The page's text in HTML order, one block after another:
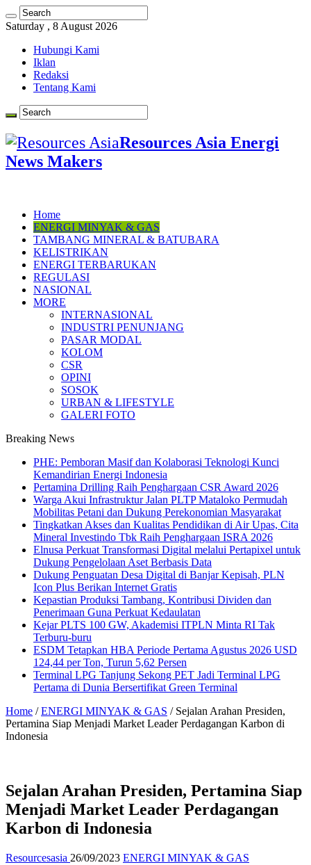
Saturday , 8 August 2026
Hubungi Kami
Iklan
Redaksi
Tentang Kami
Resources Asia Energi
News Makers
Home
ENERGI MINYAK & GAS
TAMBANG MINERAL & BATUBARA
KELISTRIKAN
ENERGI TERBARUKAN
REGULASI
NASIONAL
MORE
INTERNASIONAL
INDUSTRI PENUNJANG
PASAR MODAL
KOLOM
CSR
OPINI
SOSOK
URBAN & LIFESTYLE
GALERI FOTO
Breaking News
PHE: Pemboran Masif dan Kolaborasi Teknologi Kunci
Kemandirian Energi Indonesia
Pertamina Drilling Raih Penghargaan CSR Award 2026
Warga Akui Infrastruktur Jalan PLTP Mataloko Permudah
Mobilitas Petani dan Dukung Perekonomian Masyarakat
Tingkatkan Akses dan Kualitas Pendidikan di Air Upas, Cita
Mineral Investindo Tbk Raih Penghargaan ISRA 2026
Elnusa Perkuat Transformasi Digital melalui Pertapixel untuk
Dukung Pengelolaan Aset Berbasis Data
Dukung Penguatan Desa Digital di Banjar Kepisah, PLN
Icon Plus Berikan Internet Gratis
Kepastian Produksi Tambang, Kontribusi Dividen dan
Penerimaan Guna Perkuat Kedaulatan
Kejar PLTS 100 GW, Akademisi ITPLN Minta RI Tak
Terburu-buru
ESDM Tetapkan HBA Periode Pertama Agustus 2026 USD
124,44 per Ton, Turun 5,62 Persen
Terminal LPG Tanjung Sekong PET Jadi Terminal LPG
Pertama di Dunia Bersertifikat Green Terminal
Home / ENERGI MINYAK & GAS / Sejalan Arahan Presiden,
Pertamina Siap Menjadi Market Leader Perdagangan Karbon di
Indonesia
Sejalan Arahan Presiden, Pertamina Siap
Menjadi Market Leader Perdagangan
Karbon di Indonesia
Resourcesasia 26/09/2023 ENERGI MINYAK & GAS